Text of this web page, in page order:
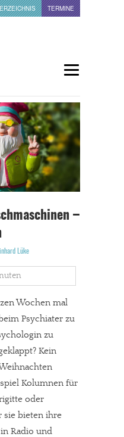
TERMINE
–
Lüke
Wochen mal
Psychiater zu
zu
Kein
Kolumnen für
oder
sie bieten ihre
Radio und